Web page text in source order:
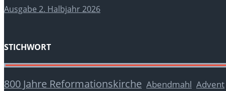
Ausgabe 2. Halbjahr 2026
STICHWORT
800 Jahre Reformationskirche Abendmahl Advent